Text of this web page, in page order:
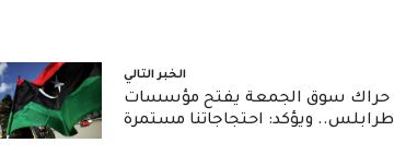
الخبر التالي
حراك سوق الجمعة يفتح مؤسسات
طرابلس.. ويؤكد: احتجاجاتنا مستمرة